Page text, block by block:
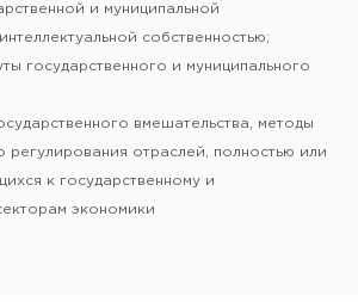
и муниципальной
собственностью;
государственного и муниципального
вмешательства, методы
регулирования отраслей, полностью или
к государственному и
экономики